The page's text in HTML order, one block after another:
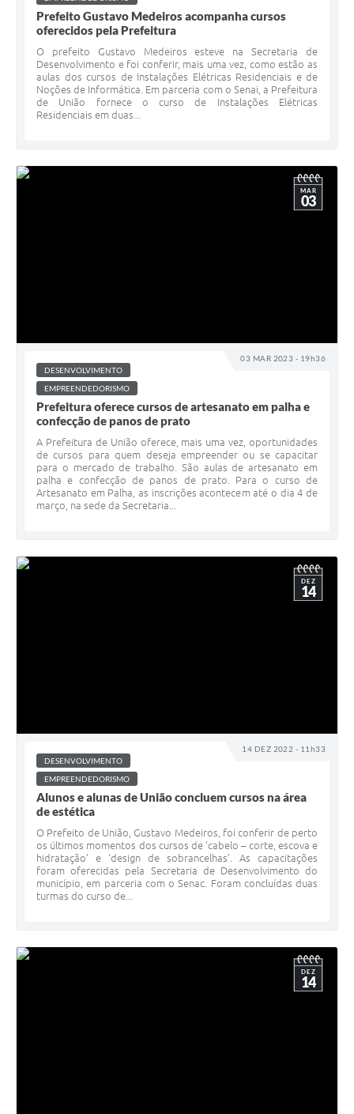
Prefeito Gustavo Medeiros acompanha cursos
oferecidos pela Prefeitura
O prefeito Gustavo Medeiros esteve na Secretaria de
Desenvolvimento e foi conferir, mais uma vez, como estão as
aulas dos cursos de Instalações Elétricas Residenciais e de
Noções de Informática. Em parceria com o Senai, a Prefeitura
de União fornece o curso de Instalações Elétricas
Residenciais em duas...
03 MAR 2023 - 19h36
MAR
03
DESENVOLVIMENTO
EMPREENDEDORISMO
Prefeitura oferece cursos de artesanato em palha e
confecção de panos de prato
A Prefeitura de União oferece, mais uma vez, oportunidades
de cursos para quem deseja empreender ou se capacitar
para o mercado de trabalho. São aulas de artesanato em
palha e confecção de panos de prato. Para o curso de
Artesanato em Palha, as inscrições acontecem até o dia 4 de
março, na sede da Secretaria...
14 DEZ 2022 - 11h33
DEZ
14
DESENVOLVIMENTO
EMPREENDEDORISMO
Alunos e alunas de União concluem cursos na área
de estética
O Prefeito de União, Gustavo Medeiros, foi conferir de perto
os últimos momentos dos cursos de ‘cabelo – corte, escova e
hidratação’ e ‘design de sobrancelhas’. As capacitações
foram oferecidas pela Secretaria de Desenvolvimento do
município, em parceria com o Senac. Foram concluídas duas
turmas do curso de...
DEZ
14